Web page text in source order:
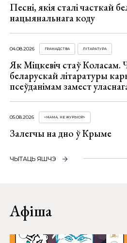
Песні, якія сталі часткай
нацыянальнага коду
04.08.2026 ГРАМАДСТВА ЛІТАРАТУРА
Як Міцкевіч стаў Коласам.
беларускай літаратуры
псеўданімам замест
05.08.2026 «МАМА, НЕ ЖУРЫСЯ!»
Залегчы на дно ў Крыме
ЧЫТАЦЬ ЯШЧЭ
Афіша